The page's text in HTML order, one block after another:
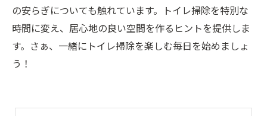
の安らぎについても触れています。トイレ掃除を特別な
時間に変え、居心地の良い空間を作るヒントを提供しま
す。さぁ、一緒にトイレ掃除を楽しむ毎日を始めましょ
う！